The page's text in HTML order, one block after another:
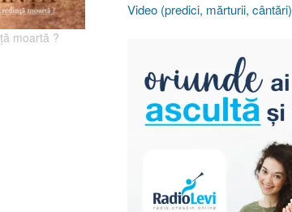
moartă ?
Video (predici, mărturii, cântări)